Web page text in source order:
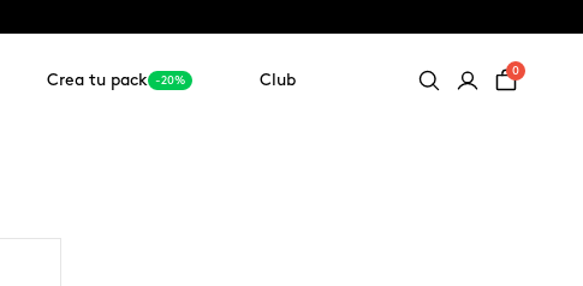
Crea tu pack -20% Club
0